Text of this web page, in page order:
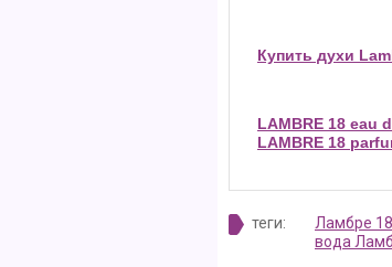
Купить духи
LAMBRE 18 eau
LAMBRE 18
теги: Ламбре 18
вода